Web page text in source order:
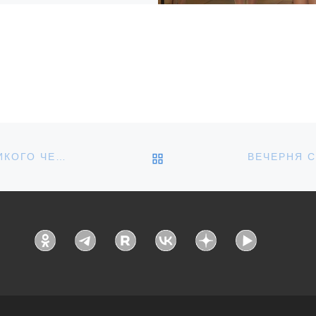
ЕПИСКОП ИГНАТИЙ СОВЕРШИЛ ЛИТУРГИЮ ВЕЛИКОГО ЧЕТВЕРТКА ОБРАТНО К СПИСКУ